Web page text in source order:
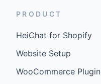
PRODUCT
HeiChat for Shopify
Website Setup
WooCommerce Plugin